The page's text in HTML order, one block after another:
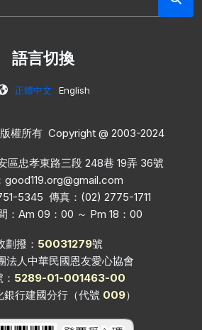
語言切換
正體中文 English
權所有 Copyright @ 2003-2024
區忠孝東路三段 248巷 19弄 36號
good119.org@gmail.com
5345 傳真：(02) 2775-1711
：Am 09：00 ～ Pm 18：00
劃撥： 50031279號
法人中華民國恩友愛心協會
5289-01-001463-00
銀行建國分行（代號 009）